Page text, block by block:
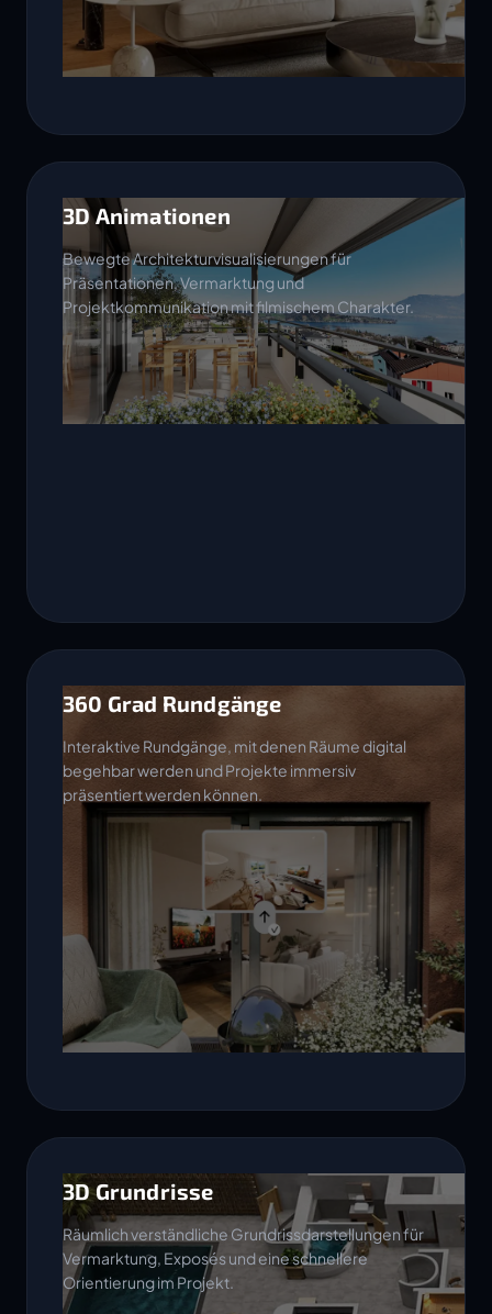
3D Animationen
Bewegte Architekturvisualisierungen für
Präsentationen, Vermarktung und
Projektkommunikation mit filmischem Charakter.
360 Grad Rundgänge
Interaktive Rundgänge, mit denen Räume digital
begehbar werden und Projekte immersiv
präsentiert werden können.
3D Grundrisse
Räumlich verständliche Grundrissdarstellungen für
Vermarktung, Exposés und eine schnellere
Orientierung im Projekt.